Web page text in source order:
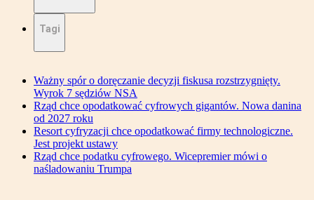
Tagi
Ważny spór o doręczanie decyzji fiskusa rozstrzygnięty.
Wyrok 7 sędziów NSA
Rząd chce opodatkować cyfrowych gigantów. Nowa danina
od 2027 roku
Resort cyfryzacji chce opodatkować firmy technologiczne.
Jest projekt ustawy
Rząd chce podatku cyfrowego. Wicepremier mówi o
naśladowaniu Trumpa